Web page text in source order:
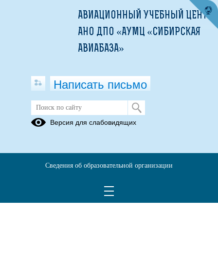
АВИАЦИОННЫЙ УЧЕБНЫЙ ЦЕНТР
АНО ДПО «АУМЦ «СИБИРСКАЯ
АВИАБАЗА»
Написать письмо
Версия для слабовидящих
Сведения об образовательной организации